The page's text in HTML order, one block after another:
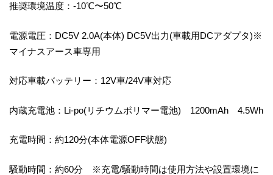
推奨環境温度：-10℃〜50℃
電源電圧：DC5V 2.0A(本体) DC5V出力(車載用DCアダプタ)※
マイナスアース車専用
対応車載バッテリー：12V車/24V車対応
内蔵充電池：Li-po(リチウムポリマー電池) 1200mAh 4.5Wh
充電時間：約120分(本体電源OFF状態)
騒動時間：約60分 ※充電/騒動時間は使用方法や設置環境に